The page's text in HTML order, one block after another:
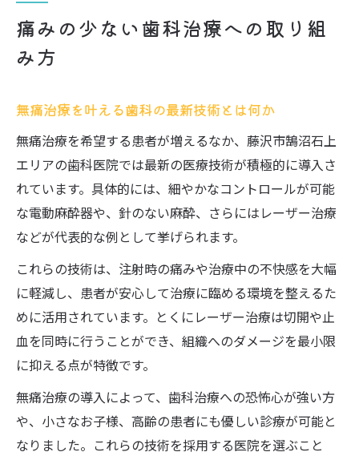
痛みの少ない歯科治療への取り組
み方
無痛治療を叶える歯科の最新技術とは何か
無痛治療を希望する患者が増えるなか、藤沢市鵠沼石上
エリアの歯科医院では最新の医療技術が積極的に導入さ
れています。具体的には、細やかなコントロールが可能
な電動麻酔器や、針のない麻酔、さらにはレーザー治療
などが代表的な例として挙げられます。
これらの技術は、注射時の痛みや治療中の不快感を大幅
に軽減し、患者が安心して治療に臨める環境を整えるた
めに活用されています。とくにレーザー治療は切開や止
血を同時に行うことができ、組織へのダメージを最小限
に抑える点が特徴です。
無痛治療の導入によって、歯科治療への恐怖心が強い方
や、小さなお子様、高齢の患者にも優しい診療が可能と
なりました。これらの技術を採用する医院を選ぶこと